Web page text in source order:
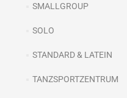
SMALLGROUP
SOLO
STANDARD & LATEIN
TANZSPORTZENTRUM